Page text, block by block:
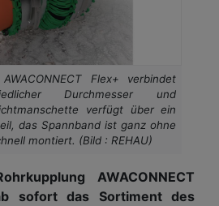
Flex+ verbindet
Durchmesser und
verfügt über ein
das Spannband ist ganz ohne
montiert. (Bild : REHAU)
AWACONNECT
sofort das Sortiment des